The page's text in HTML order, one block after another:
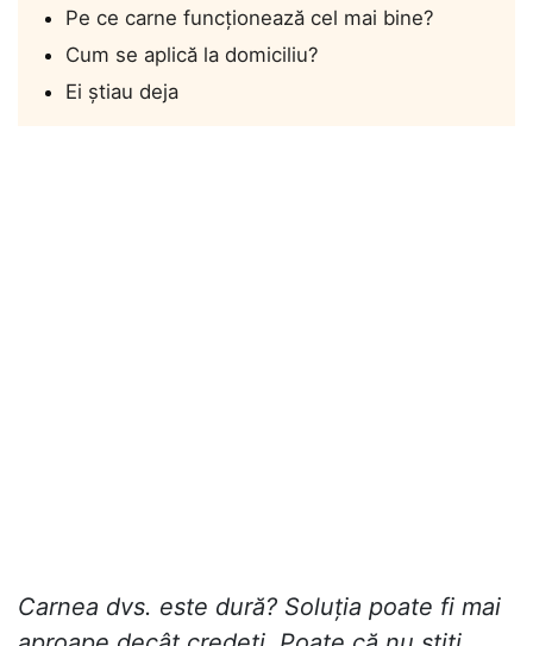
Pe ce carne funcționează cel mai bine?
Cum se aplică la domiciliu?
Ei știau deja
Carnea dvs. este dură? Soluția poate fi mai